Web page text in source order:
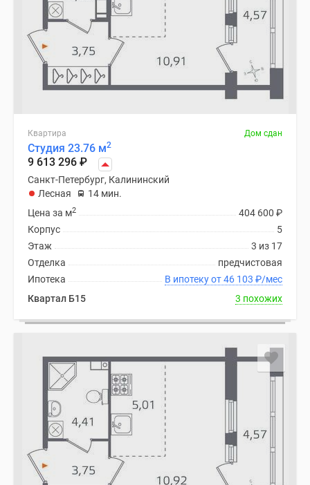
Квартира Дом сдан
Студия 23.76 м2
9 613 296 ₽
Санкт-Петербург, Калининский
Лесная
14 мин.
404 600 ₽
Цена за м2
5
Корпус
3 из 17
Этаж
предчистовая
Отделка
В ипотеку от 46 103 ₽/мес
Ипотека
Квартал Б15
3 похожих